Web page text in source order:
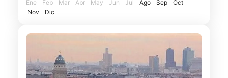
lugares...
Berlín
Ene Feb Mar Abr May Jun Jul Ago Sep
Oct
Nov
Dic